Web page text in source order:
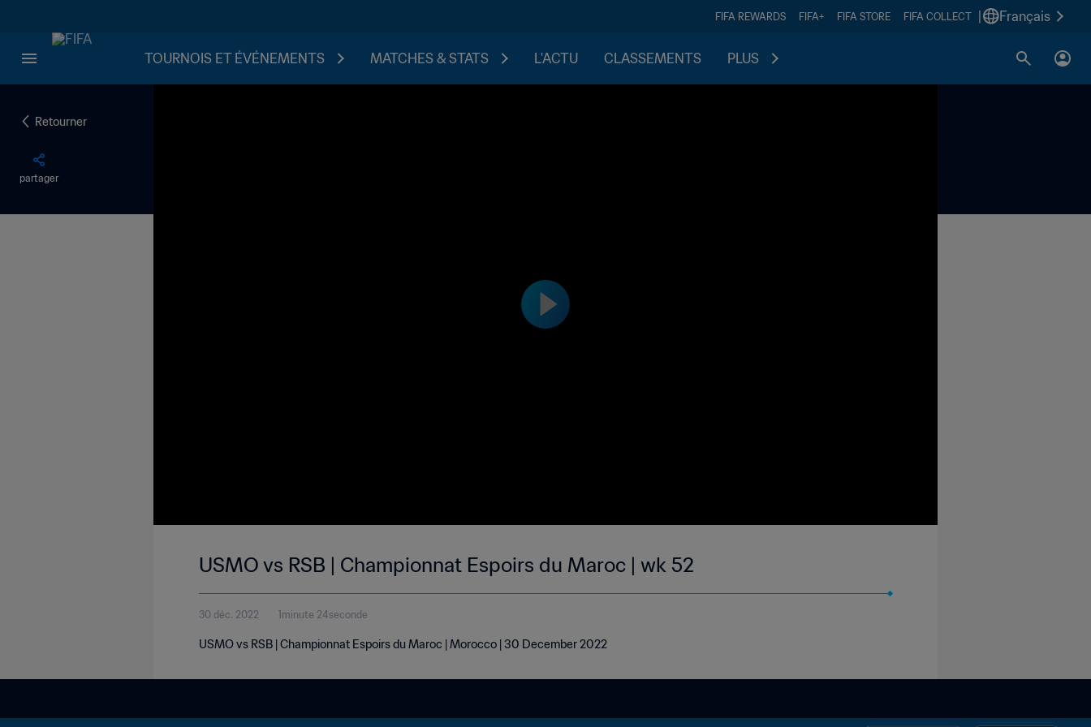
FIFA REWARDS FIFA+ FIFA STORE FIFA COLLECT Français
TOURNOIS ET ÉVÉNEMENTS MATCHES & STATS L'ACTU CLASSEMENTS PLUS
Retourner
partager
USMO vs RSB | Championnat Espoirs du Maroc | wk 52
30 déc. 2022 1minute 24seconde
USMO vs RSB | Championnat Espoirs du Maroc | Morocco | 30 December 2022